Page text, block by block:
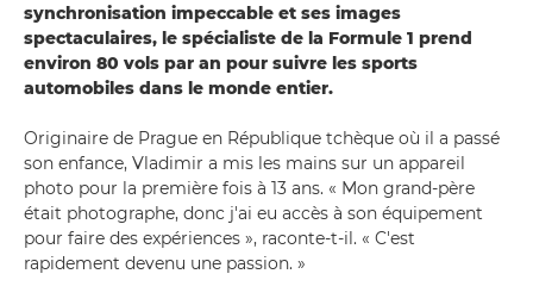
synchronisation impeccable et ses images
spectaculaires, le spécialiste de la Formule 1 prend
environ 80 vols par an pour suivre les sports
automobiles dans le monde entier.
Originaire de Prague en République tchèque où il a passé
son enfance, Vladimir a mis les mains sur un appareil
photo pour la première fois à 13 ans. « Mon grand-père
était photographe, donc j'ai eu accès à son équipement
pour faire des expériences », raconte-t-il. « C'est
rapidement devenu une passion. »